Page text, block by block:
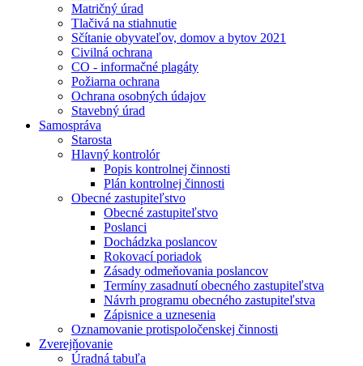
Matričný úrad
Tlačivá na stiahnutie
Sčítanie obyvateľov, domov a bytov 2021
Civilná ochrana
CO - informačné plagáty
Požiarna ochrana
Ochrana osobných údajov
Stavebný úrad
Samospráva
Starosta
Hlavný kontrolór
Popis kontrolnej činnosti
Plán kontrolnej činnosti
Obecné zastupiteľstvo
Obecné zastupiteľstvo
Poslanci
Dochádzka poslancov
Rokovací poriadok
Zásady odmeňovania poslancov
Termíny zasadnutí obecného zastupiteľstva
Návrh programu obecného zastupiteľstva
Zápisnice a uznesenia
Oznamovanie protispoločenskej činnosti
Zverejňovanie
Úradná tabuľa